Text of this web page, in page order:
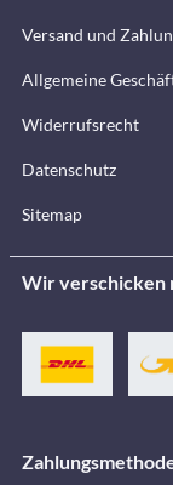
Versand und
Allgemeine
Widerrufsrecht
Datenschutz
Sitemap
Wir verschicken